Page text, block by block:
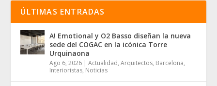
ÚLTIMAS ENTRADAS
A! Emotional y O2 Basso diseñan la nueva
sede del COGAC en la icónica Torre
Urquinaona
Ago 6, 2026 |Actualidad,Arquitectos, Barcelona,
Interioristas, Noticias